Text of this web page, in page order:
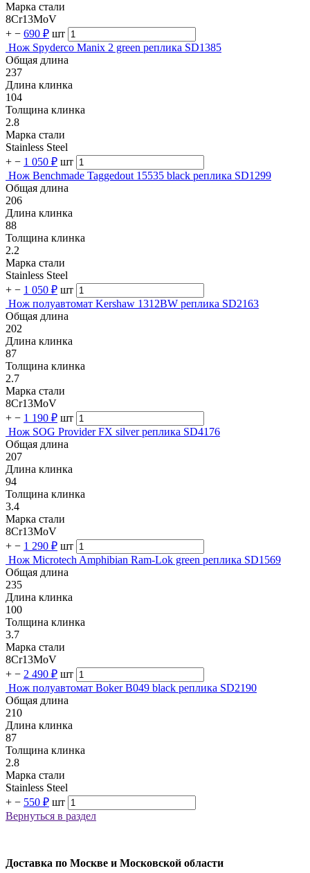
Марка стали
8Cr13MoV
+ − 690 ₽ шт
Нож Spyderco Manix 2 green реплика SD1385
Общая длина
237
Длина клинка
104
Толщина клинка
2.8
Марка стали
Stainless Steel
+ − 1 050 ₽ шт
Нож Benchmade Taggedout 15535 black реплика SD1299
Общая длина
206
Длина клинка
88
Толщина клинка
2.2
Марка стали
Stainless Steel
+ − 1 050 ₽ шт
Нож полуавтомат Kershaw 1312BW реплика SD2163
Общая длина
202
Длина клинка
87
Толщина клинка
2.7
Марка стали
8Cr13MoV
+ − 1 190 ₽ шт
Нож SOG Provider FX silver реплика SD4176
Общая длина
207
Длина клинка
94
Толщина клинка
3.4
Марка стали
8Cr13MoV
+ − 1 290 ₽ шт
Нож Microtech Amphibian Ram-Lok green реплика SD1569
Общая длина
235
Длина клинка
100
Толщина клинка
3.7
Марка стали
8Cr13MoV
+ − 2 490 ₽ шт
Нож полуавтомат Boker B049 black реплика SD2190
Общая длина
210
Длина клинка
87
Толщина клинка
2.8
Марка стали
Stainless Steel
+ − 550 ₽ шт
Вернуться в раздел
Доставка по Москве и Московской области